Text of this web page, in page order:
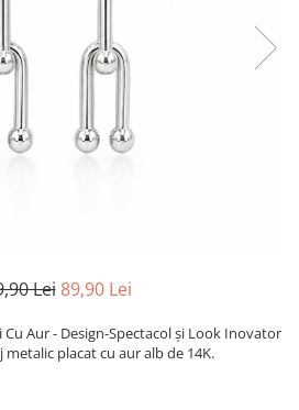
Lei 89,90 Lei
Aur - Design-Spectacol și Look Inovator
metalic placat cu aur alb de 14K.